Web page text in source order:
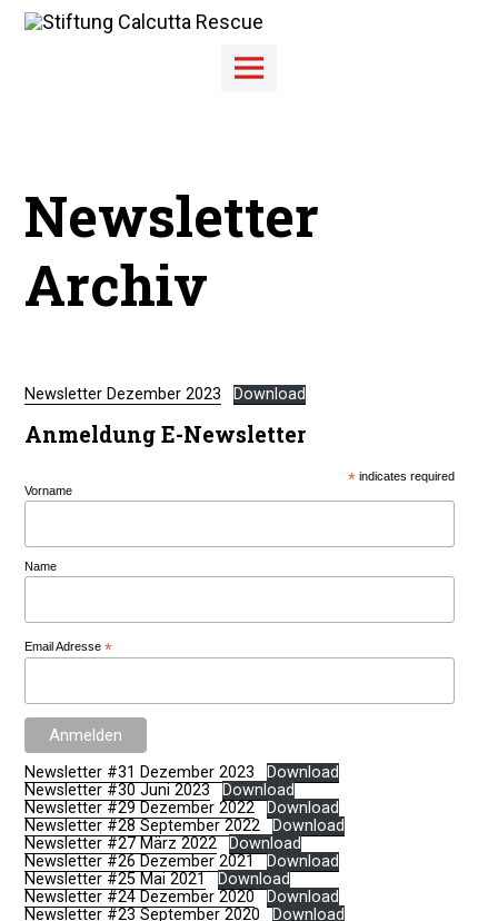
Skip
Main
Menu
Newsletter
Archiv
Newsletter Dezember 2023 Download
Anmeldung E-Newsletter
* indicates required
Vorname
Name
Email Adresse*
Newsletter #31 Dezember 2023
Download
Newsletter #30 Juni 2023
Download
Newsletter #29 Dezember 2022
Download
Newsletter #28 September 2022
Download
Newsletter #27 März 2022
Download
Newsletter #26 Dezember 2021
Download
Newsletter #25 Mai 2021
Download
Newsletter #24 Dezember 2020
Download
Newsletter #23 September 2020
Download